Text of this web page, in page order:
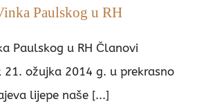
Paulskog u RH
Paulskog u RH Članovi
ožujka 2014 g. u prekrasno
lijepe naše [...]